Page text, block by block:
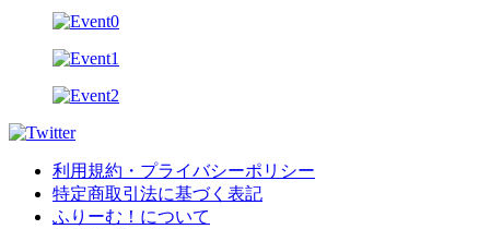
利用規約・プライバシーポリシー
特定商取引法に基づく表記
ふりーむ！について